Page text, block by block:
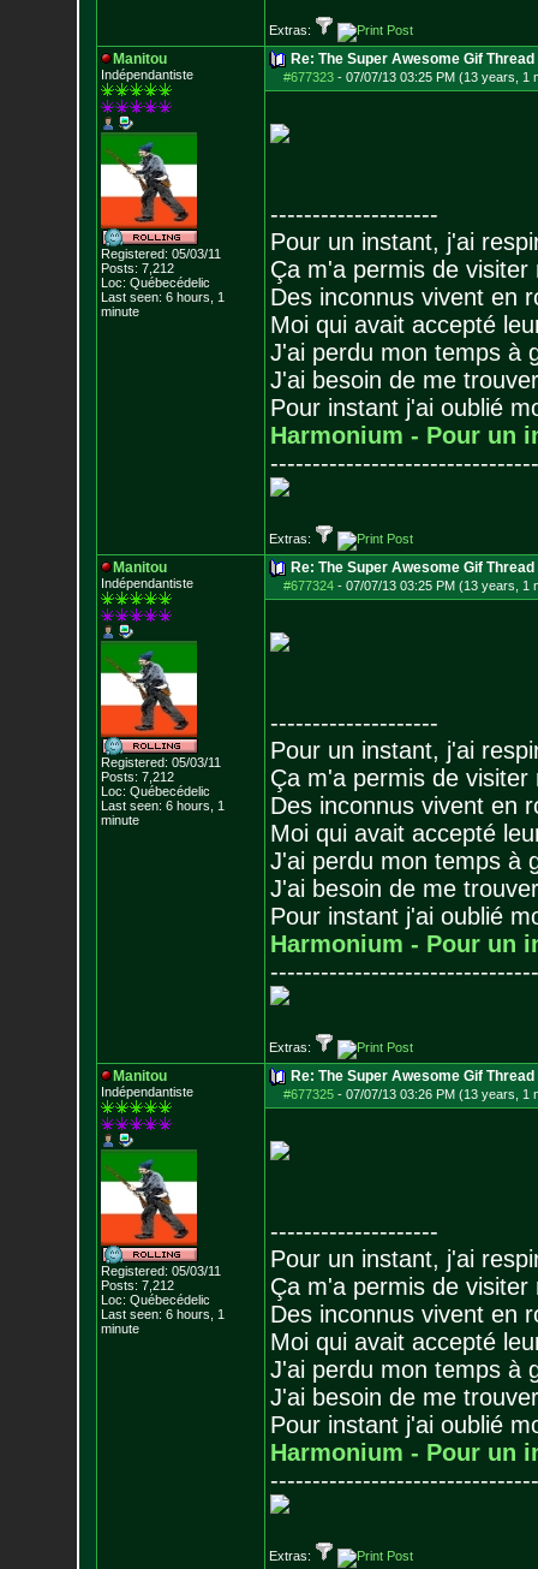
Extras:
Manitou
Indépendantiste
Registered: 05/03/11
Posts: 7,212
Loc: Québecédelic
Last seen: 6 hours, 1
minute
Re: The Super Awesome Gif Thread
#677323- 07/07/13 03:25 PM (13 years, 1
--------------------
Pour un instant, j'ai
Ça m'a permis de visiter
Des inconnus vivent en
Moi qui avait accepté
J'ai perdu mon temps à
J'ai besoin de me
Pour instant j'ai oublié
Harmonium - Pour un
--------------------------------
Extras:
Manitou
Indépendantiste
Registered: 05/03/11
Posts: 7,212
Loc: Québecédelic
Last seen: 6 hours, 1
minute
Re: The Super Awesome Gif Thread
#677324- 07/07/13 03:25 PM (13 years, 1
--------------------
Pour un instant, j'ai
Ça m'a permis de visiter
Des inconnus vivent en
Moi qui avait accepté
J'ai perdu mon temps à
J'ai besoin de me
Pour instant j'ai oublié
Harmonium - Pour un
--------------------------------
Extras:
Manitou
Indépendantiste
Registered: 05/03/11
Posts: 7,212
Loc: Québecédelic
Last seen: 6 hours, 1
minute
Re: The Super Awesome Gif Thread
#677325- 07/07/13 03:26 PM (13 years, 1
--------------------
Pour un instant, j'ai
Ça m'a permis de visiter
Des inconnus vivent en
Moi qui avait accepté
J'ai perdu mon temps à
J'ai besoin de me
Pour instant j'ai oublié
Harmonium - Pour un
--------------------------------
Extras: